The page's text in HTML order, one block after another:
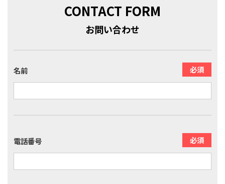
CONTACT FORM
お問い合わせ
名前
電話番号